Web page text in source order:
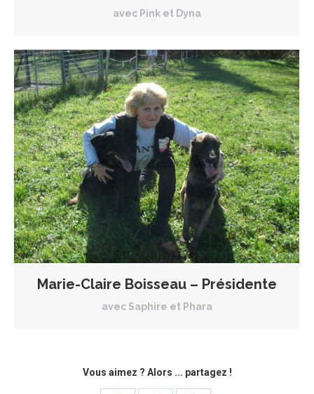
avec Pink et Dyna
Marie-Claire Boisseau – Présidente
avec Saphire et Phara
Vous aimez ? Alors ... partagez !